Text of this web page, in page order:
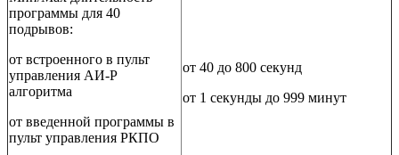
программы для 40
подрывов:
от встроенного в пульт
управления АИ-Р
алгоритма
от введенной программы в
пульт управления РКПО
от 40 до 800 секунд
от 1 секунды до 999 минут